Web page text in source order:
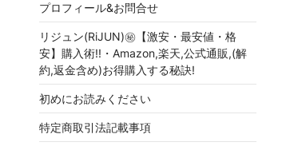
プロフィール&お問合せ
リジュン(RiJUN)㊙【激安・最安値・格
安】購入術!!・Amazon,楽天,公式通販,(解
約,返金含め)お得購入する秘訣!
初めにお読みください
特定商取引法記載事項